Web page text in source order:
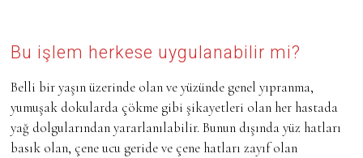
Bu işlem herkese uygulanabilir mi?
Belli bir yaşın üzerinde olan ve yüzünde genel yıpranma,
yumuşak dokularda çökme gibi şikayetleri olan her hastada
yağ dolgularından yararlanılabilir. Bunun dışında yüz hatları
basık olan, çene ucu geride ve çene hatları zayıf olan